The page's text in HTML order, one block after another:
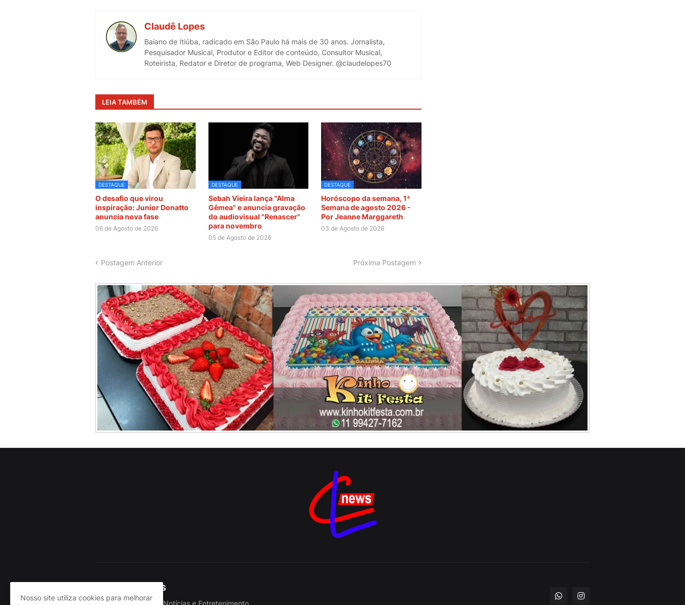
Claudê Lopes
Baiano de Itiúba, radicado em São Paulo há mais de 30 anos. Jornalista,
Pesquisador Musical, Produtor e Editor de conteúdo, Consultor Musical,
Roteirista, Redator e Diretor de programa, Web Designer. @claudelopes70
LEIA TAMBÉM
DESTAQUE
O desafio que virou
inspiração: Junior Donatto
anuncia nova fase
06 de Agosto de 2026
DESTAQUE
Sebah Vieira lança "Alma
Gêmea" e anuncia gravação
do audiovisual "Renascer"
para novembro
05 de Agosto de 2026
DESTAQUE
Horóscopo da semana, 1ª
Semana de agosto 2026 -
Por Jeanne Marggareth
03 de Agosto de 2026
Postagem Anterior Próxima Postagem
CL NEWS
Portal de Notícias e Entretenimento
Nosso site utiliza cookies para melhorar